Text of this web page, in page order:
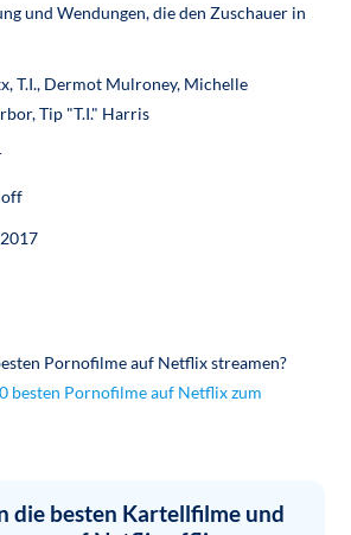
und Wendungen, die den Zuschauer in
T.I., Dermot Mulroney, Michelle
Tip "T.I." Harris
2017
Pornofilme auf Netflix streamen?
besten Pornofilme auf Netflix zum
die besten Kartellfilme und